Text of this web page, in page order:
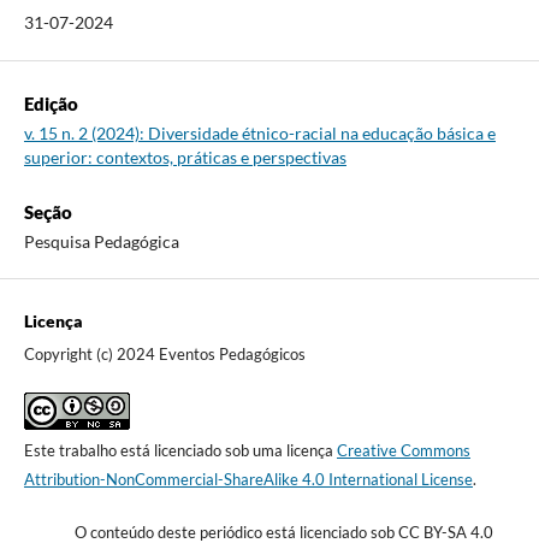
31-07-2024
Edição
v. 15 n. 2 (2024): Diversidade étnico-racial na educação básica e
superior: contextos, práticas e perspectivas
Seção
Pesquisa Pedagógica
Licença
Copyright (c) 2024 Eventos Pedagógicos
Este trabalho está licenciado sob uma licença Creative Commons
Attribution-NonCommercial-ShareAlike 4.0 International License.
O conteúdo deste periódico está licenciado sob CC BY-SA 4.0